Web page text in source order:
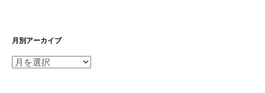
月別アーカイブ
月